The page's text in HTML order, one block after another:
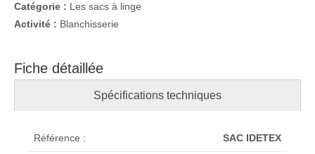
Catégorie : Les sacs à linge
Activité : Blanchisserie
Fiche détaillée
Spécifications techniques
Référence : SAC IDETEX